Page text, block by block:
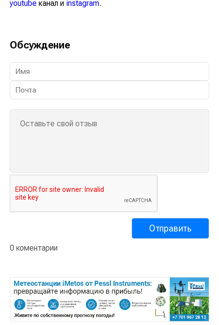
youtube канал и instagram.
Обсуждение
0 коментарии